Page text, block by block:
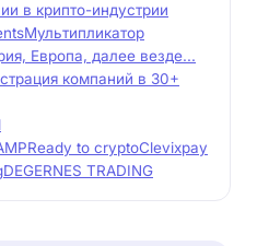
в крипто-индустрии
Мультипликатор
Европа, далее везде...
компаний в 30+
Ready to cryptoClevixpay
DEGERNES TRADING